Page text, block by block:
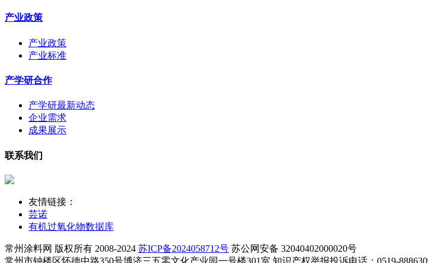
产业政策
产业政策
产业标准
产学研合作
产学研最新动态
企业需求
成果展示
联系我们
友情链接：
芸诺
有机过氧化物数据库
常州涂料网 版权所有 2008-2024 苏ICP备2024058712号 苏公网安备 32040402000020号
常州市钟楼区怀德中路350号博济三五零文化产业园一号楼301室 知识产权举报投诉电话：0519-